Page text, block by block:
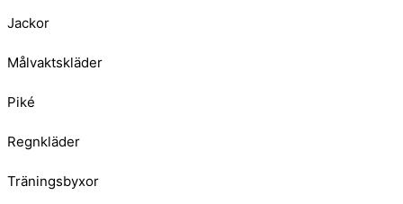
Jackor
Målvaktskläder
Piké
Regnkläder
Träningsbyxor